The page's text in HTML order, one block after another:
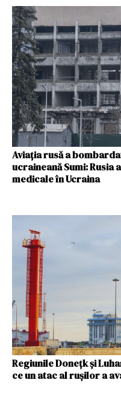
Aviaţia rusă a
ucraineană Sumi: Rusia
medicale în Ucraina
Regiunile Donețk și
ce un atac al rușilor a